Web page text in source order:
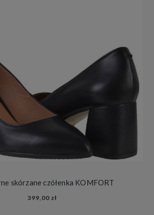
skórzane czółenka KOMFORT
399,00 zł